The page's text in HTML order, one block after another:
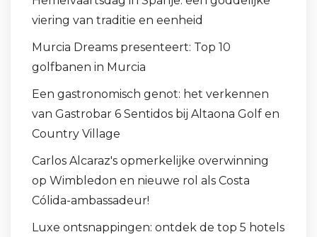
viering van traditie en eenheid
Murcia Dreams presenteert: Top 10
golfbanen in Murcia
Een gastronomisch genot: het verkennen
van Gastrobar 6 Sentidos bij Altaona Golf en
Country Village
Carlos Alcaraz's opmerkelijke overwinning
op Wimbledon en nieuwe rol als Costa
Cólida-ambassadeur!
Luxe ontsnappingen: ontdek de top 5 hotels